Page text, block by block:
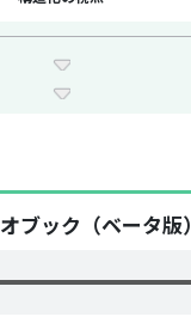
ブック（ベータ版）